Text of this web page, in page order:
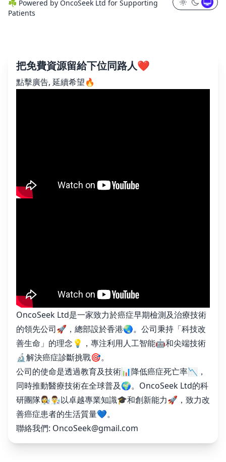
☘️ Powered by OncoSeek Ltd for Supporting
Patients
把免費資源留給下位同路人❤️
點擊廣告, 延續希望🔥
OncoSeek Ltd是一家致力於癌症早期檢測及治療技術
的領先公司🚀，總部設於香港🌏。公司秉持「科技改
善生命」的理念💡，專注利用人工智能🤖和尖端技術
🔬解決癌症診斷挑戰🎯。
公司的使命是透過教育及技術📊降低癌症死亡率📉，
同時推動醫療技術在全球普及🌍。OncoSeek Ltd的科
研團隊👩‍🔬👨‍🔬以卓越專業知識🎓和創新能力🚀，致力改
善癌症患者的生活質量💙。
聯絡我們: OncoSeek@gmail.com